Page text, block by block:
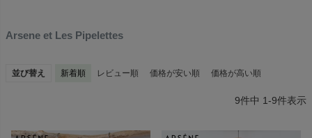
Arsene et Les Pipelettes
並び替え 新着順 レビュー順 価格が安い順 価格が高い順
9件中 1-9件表示